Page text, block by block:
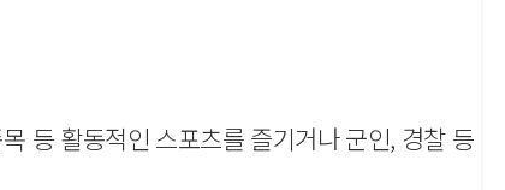
등 활동적인 스포츠를 즐기거나 군인, 경찰 등